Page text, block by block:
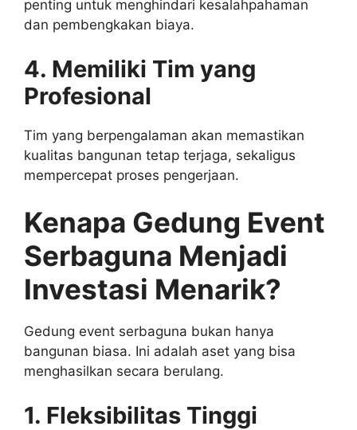
penting untuk menghindari kesalahpahaman
dan pembengkakan biaya.
4. Memiliki Tim yang
Profesional
Tim yang berpengalaman akan memastikan
kualitas bangunan tetap terjaga, sekaligus
mempercepat proses pengerjaan.
Kenapa Gedung Event
Serbaguna Menjadi
Investasi Menarik?
Gedung event serbaguna bukan hanya
bangunan biasa. Ini adalah aset yang bisa
menghasilkan secara berulang.
1. Fleksibilitas Tinggi